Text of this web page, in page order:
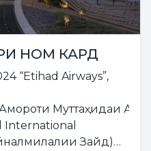
НОМ КАРД
“Etihad Airways”,
Муттаҳидаи
International
Зайд)